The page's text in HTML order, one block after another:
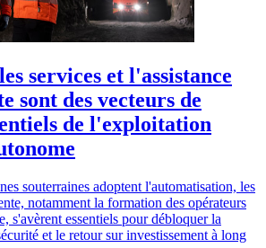
services et l'assistance
sont des vecteurs de
de l'exploitation
souterraines adoptent l'automatisation, les
notamment la formation des opérateurs
s'avèrent essentiels pour débloquer la
et le retour sur investissement à long